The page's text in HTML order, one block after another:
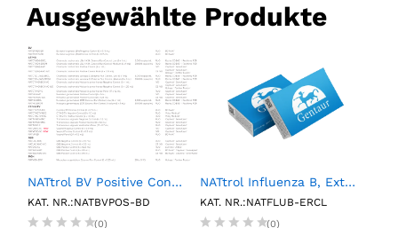
Ausgewählte Produkte
NATtrol BV Positive Control (6 X 0.15mL)
KAT. NR.:NATBVPOS-BD
(0)
NATtrol Influenza B, External Run Control, Low (6 X 1 mL)
KAT. NR.:NATFLUB-ERCL
(0)